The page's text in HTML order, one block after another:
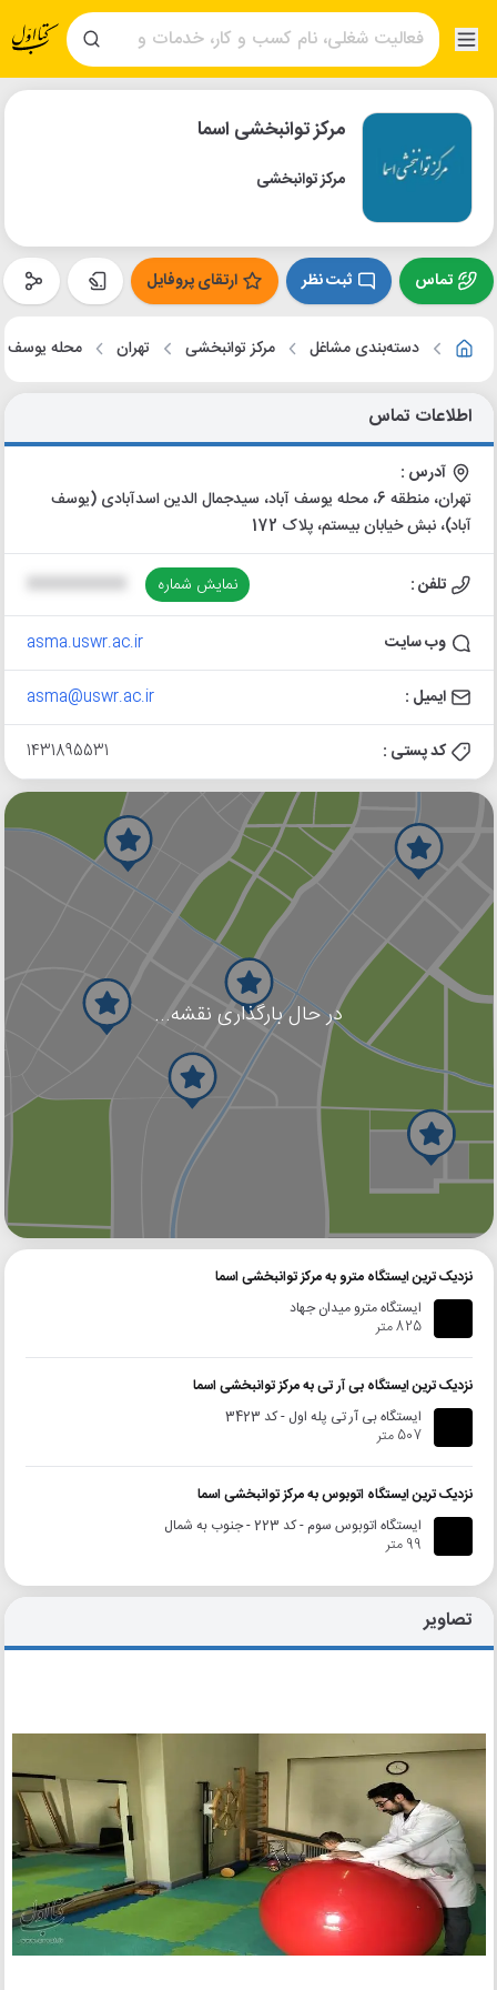
مرکز توانبخشی اسما
مرکز توانبخشی
تماس ثبت نظر ارتقای پروفایل
دسته‌بندی مشاغل مرکز توانبخشی تهران محله یوسف
اطلاعات تماس
آدرس :
تهران، منطقه 6، محله یوسف آباد، سیدجمال الدین اسدآبادی (یوسف
آباد)، نبش خیابان بیستم، پلاک 172
تلفن : نمایش شماره
وب سایت asma.uswr.ac.ir
ایمیل : asma@uswr.ac.ir
کد پستی : 1431895531
در حال بارگذاری نقشه...
گوگل
نزدیک ترین ایستگاه مترو به مرکز توانبخشی اسما
ایستگاه مترو میدان جهاد
825 متر
نزدیک ترین ایستگاه بی آر تی به مرکز توانبخشی اسما
ایستگاه بی آر تی پله اول - کد 3423
507 متر
نزدیک ترین ایستگاه اتوبوس به مرکز توانبخشی اسما
ایستگاه اتوبوس سوم - کد 223 - جنوب به شمال
99 متر
تصاویر